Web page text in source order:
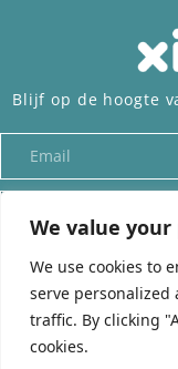
We value your
We use cookies to
serve personalized
traffic. By clicking
cookies.
Blijf op de hoogte
Alle rechten